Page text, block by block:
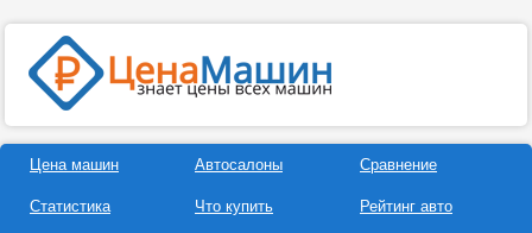
Цена машин
Статистика
Автосалоны
Что купить
Сравнение
Рейтинг авто